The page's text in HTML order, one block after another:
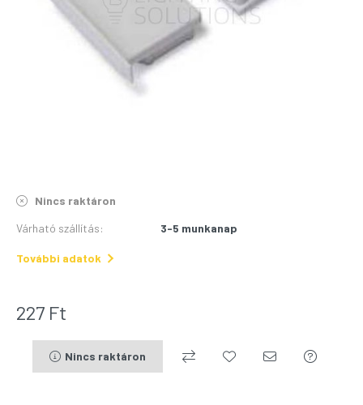
Nincs raktáron
Várható szállítás: 3-5 munkanap
További adatok
227 Ft
Nincs raktáron